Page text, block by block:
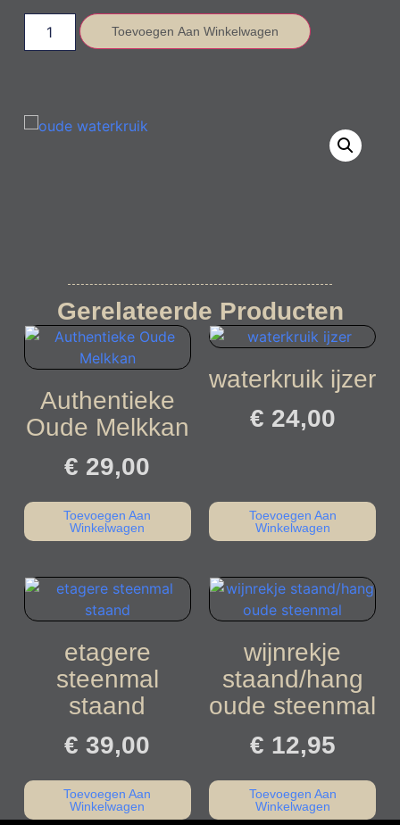
Toevoegen Aan Winkelwagen
Gerelateerde Producten
Authentieke
Oude Melkkan
€ 29,00
Toevoegen Aan
Winkelwagen
waterkruik ijzer
€ 24,00
Toevoegen Aan
Winkelwagen
etagere
steenmal
staand
€ 39,00
Toevoegen Aan
Winkelwagen
wijnrekje
staand/hang
oude steenmal
€ 12,95
Toevoegen Aan
Winkelwagen